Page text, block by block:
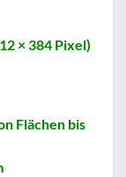
× 384 Pixel)
Flächen bis